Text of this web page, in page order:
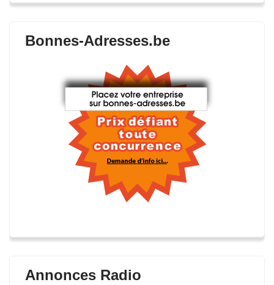
Bonnes-Adresses.be
Annonces Radio